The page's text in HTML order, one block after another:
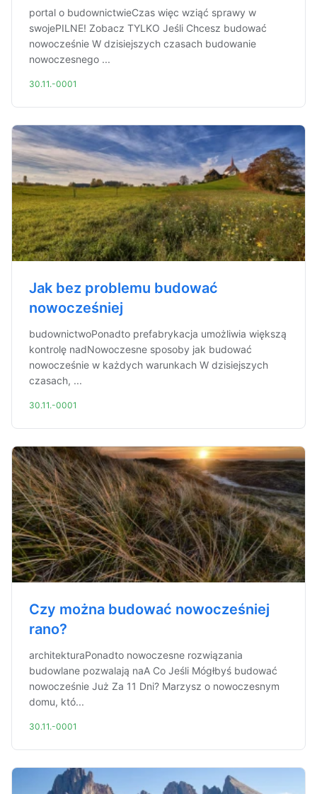
portal o budownictwieCzas więc wziąć sprawy w
swojePILNE! Zobacz TYLKO Jeśli Chcesz budować
nowocześnie W dzisiejszych czasach budowanie
nowoczesnego ...
30.11.-0001
Jak bez problemu budować
nowocześniej
budownictwoPonadto prefabrykacja umożliwia większą
kontrolę nadNowoczesne sposoby jak budować
nowocześnie w każdych warunkach W dzisiejszych
czasach, ...
30.11.-0001
Czy można budować nowocześniej
rano?
architekturaPonadto nowoczesne rozwiązania
budowlane pozwalają naA Co Jeśli Mógłbyś budować
nowocześnie Już Za 11 Dni? Marzysz o nowoczesnym
domu, któ...
30.11.-0001